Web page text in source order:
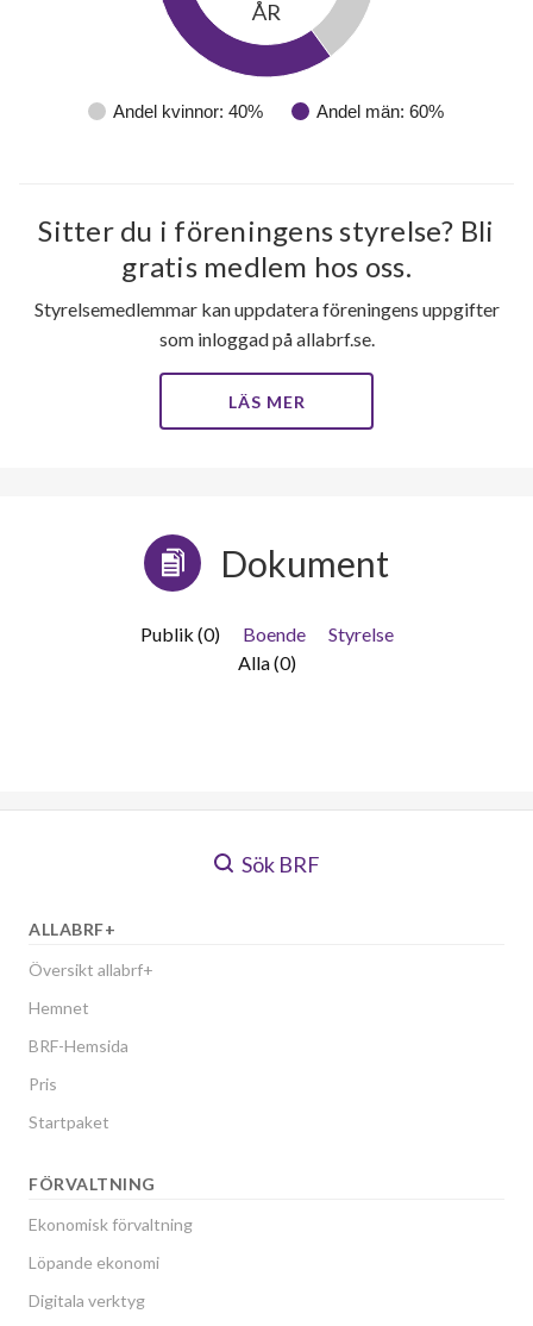
Andel kvinnor: 40% Andel män: 60%
ÅR
Sitter du i föreningens styrelse? Bli
gratis medlem hos oss.
Styrelsemedlemmar kan uppdatera föreningens uppgifter
som inloggad på allabrf.se.
LÄS MER
Dokument
Publik (0) Boende
Styrelse
Alla (0)
Sök BRF
ALLABRF+
Översikt allabrf+
Hemnet
BRF-Hemsida
Pris
Startpaket
FÖRVALTNING
Ekonomisk förvaltning
Löpande ekonomi
Digitala verktyg